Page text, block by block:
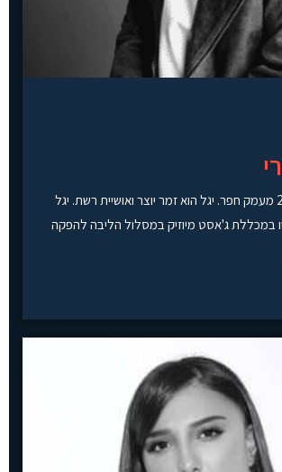
יגל אושרי, בן 24 מעמק חפר. יגל הוא זמר יוצר ואושיית רשת. יגל
במכללת ג'אסט מיוזיק במסלול הליבה להפקה